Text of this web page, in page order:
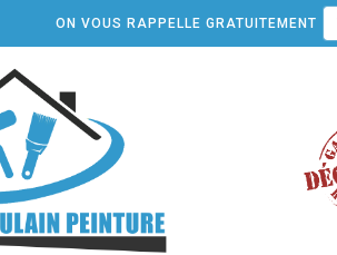
ON VOUS RAPPELLE GRATUITEMENT